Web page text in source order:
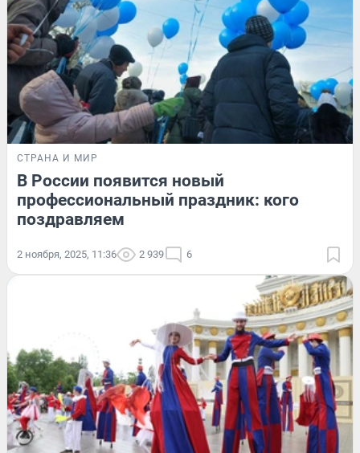
СТРАНА И МИР
В России появится новый
профессиональный праздник: кого
поздравляем
2 ноября, 2025, 11:36 2 939 6